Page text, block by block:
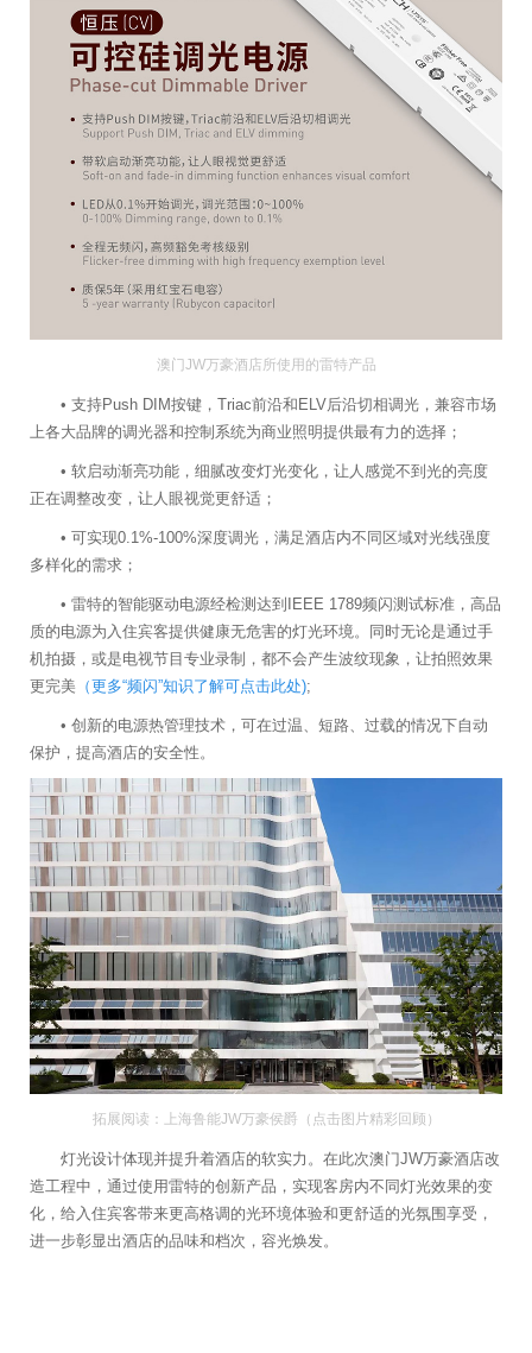
澳门JW万豪酒店所使用的雷特产品
• 支持Push DIM按键，Triac前沿和ELV后沿切相调光，兼容市场
上各大品牌的调光器和控制系统为商业照明提供最有力的选择；
• 软启动渐亮功能，细腻改变灯光变化，让人感觉不到光的亮度
正在调整改变，让人眼视觉更舒适；
• 可实现0.1%-100%深度调光，满足酒店内不同区域对光线强度
多样化的需求；
• 雷特的智能驱动电源经检测达到IEEE 1789频闪测试标准，高品
质的电源为入住宾客提供健康无危害的灯光环境。同时无论是通过手
机拍摄，或是电视节目专业录制，都不会产生波纹现象，让拍照效果
更完美 （更多“频闪”知识了解可点击此处);
• 创新的电源热管理技术，可在过温、短路、过载的情况下自动
保护，提高酒店的安全性。
拓展阅读：上海鲁能JW万豪侯爵（点击图片精彩回顾）
灯光设计体现并提升着酒店的软实力。在此次澳门JW万豪酒店改
造工程中，通过使用雷特的创新产品，实现客房内不同灯光效果的变
化，给入住宾客带来更高格调的光环境体验和更舒适的光氛围享受，
进一步彰显出酒店的品味和档次，容光焕发。